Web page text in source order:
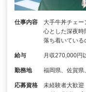
仕事内容
大手牛丼チェ
心とした深夜時
落ち着いてい
給与 月収270,000円
勤務地 福岡県、佐賀県
応募資格
未経験者大歓